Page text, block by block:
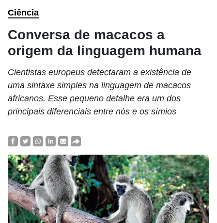
Ciência
Conversa de macacos a
origem da linguagem humana
Cientistas europeus detectaram a existência de
uma sintaxe simples na linguagem de macacos
africanos. Esse pequeno detalhe era um dos
principais diferenciais entre nós e os símios